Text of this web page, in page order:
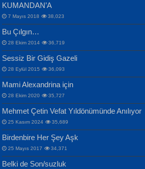
İPEK ACAR SERT
Gazze’nin Şecaati, Ümmetin İmtihanı...
MAHMUT GÜRBÜZ
İbrahim Olmak ve Bitirebilmek...
Selahattin Yıldız
İdrakimle Üşürken...
Songül Özel
Mahzen...
ERDEM BAYAZIT
Sana, Bana, Vatanıma, Ülkemin
İnsanlarına Dair...
NAZIM HİKMET RAN
Bir Cezaevinde, Tecritteki Adamın
Mektupları...
KUMANDAN’A
7 Mayıs 2018 38,023
Bu Çılgın…
28 Ekim 2014 36,719
Sessiz Bir Gidiş Gazeli
28 Eylül 2015 36,093
Mami Alexandrina için
28 Ekim 2020 35,727
Mehmet Çetin Vefat Yıldönümünde Anılıyor
25 Kasım 2024 35,689
Birdenbire Her Şey Aşk
25 Mayıs 2017 34,371
Belki de Son/suzluk